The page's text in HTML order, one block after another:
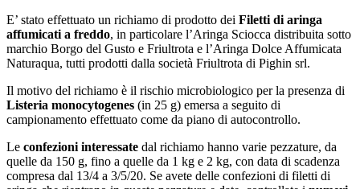
E’ stato effettuato un richiamo di prodotto dei Filetti di aringa
affumicati a freddo, in particolare l’Aringa Sciocca distribuita sotto
marchio Borgo del Gusto e Friultrota e l’Aringa Dolce Affumicata
Naturaqua, tutti prodotti dalla società Friultrota di Pighin srl.
Il motivo del richiamo è il rischio microbiologico per la presenza di
Listeria monocytogenes (in 25 g) emersa a seguito di
campionamento effettuato come da piano di autocontrollo.
Le confezioni interessate dal richiamo hanno varie pezzature, da
quelle da 150 g, fino a quelle da 1 kg e 2 kg, con data di scadenza
compresa dal 13/4 a 3/5/20. Se avete delle confezioni di filetti di